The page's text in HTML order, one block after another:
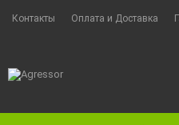
Контакты Оплата и Доставка